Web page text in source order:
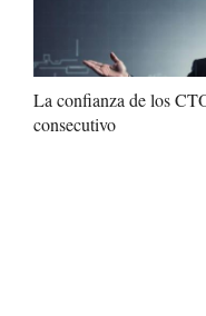
La confianza de los
consecutivo